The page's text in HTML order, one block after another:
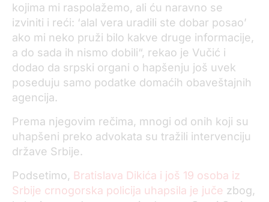
kojima mi raspolažemo, ali ću naravno se
izviniti i reći: ‘alal vera uradili ste dobar posao’
ako mi neko pruži bilo kakve druge informacije,
a do sada ih nismo dobili“, rekao je Vučić i
dodao da srpski organi o hapšenju još uvek
poseduju samo podatke domaćih obaveštajnih
agencija.
Prema njegovim rečima, mnogi od onih koji su
uhapšeni preko advokata su tražili intervenciju
države Srbije.
Podsetimo, Bratislava Dikića i još 19 osoba iz
Srbije crnogorska policija uhapsila je juče zbog,